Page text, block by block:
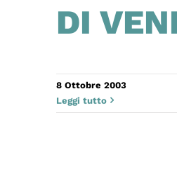
DI
8 Ottobre 2003
Leggi tutto